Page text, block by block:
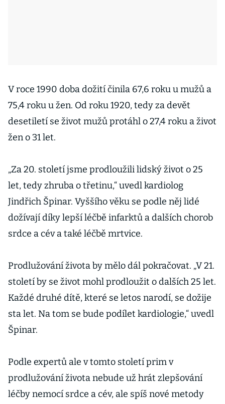
V roce 1990 doba dožití činila 67,6 roku u mužů a
75,4 roku u žen. Od roku 1920, tedy za devět
desetiletí se život mužů protáhl o 27,4 roku a život
žen o 31 let.
„Za 20. století jsme prodloužili lidský život o 25
let, tedy zhruba o třetinu,“ uvedl kardiolog
Jindřich Špinar. Vyššího věku se podle něj lidé
dožívají díky lepší léčbě infarktů a dalších chorob
srdce a cév a také léčbě mrtvice.
Prodlužování života by mělo dál pokračovat. „V 21.
století by se život mohl prodloužit o dalších 25 let.
Každé druhé dítě, které se letos narodí, se dožije
sta let. Na tom se bude podílet kardiologie,“ uvedl
Špinar.
Podle expertů ale v tomto století prim v
prodlužování života nebude už hrát zlepšování
léčby nemocí srdce a cév, ale spíš nové metody